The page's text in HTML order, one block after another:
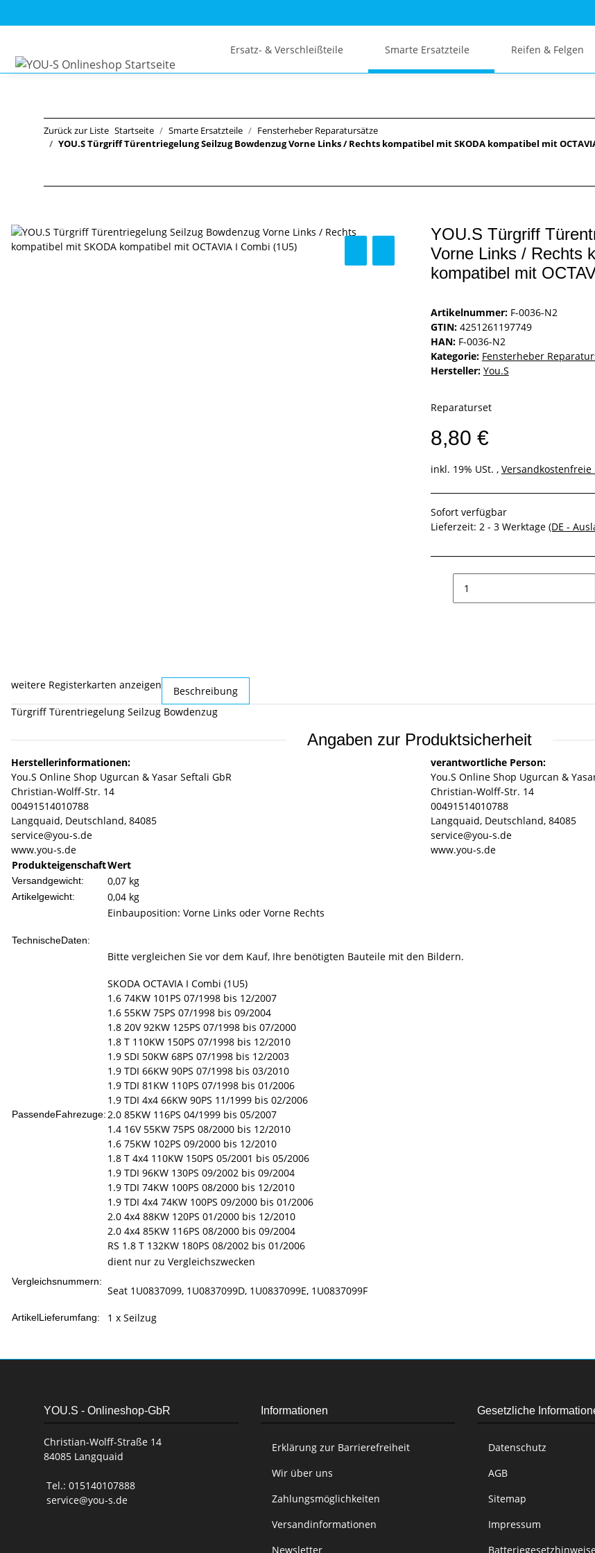
Ersatz- & Verschleißteile Smarte Ersatzteile Reifen & Felgen
Zurück zur Liste Startseite Smarte Ersatzteile
Fensterheber Reparatursätze
YOU.S Türgriff Türentriegelung Seilzug Bowdenzug Vorne Links / Rechts kompatibel mit SKODA kompatibel mit
YOU.S Türgriff
Vorne Links / Rechts
kompatibel mit
Artikelnummer: F-0036-N2
GTIN: 4251261197749
HAN: F-0036-N2
Kategorie: Fensterheber
Hersteller: You.S
Reparaturset
8,80 €
inkl. 19% USt. , Versandkostenfreie
Sofort verfügbar
Lieferzeit: 2 - 3 Werktage (DE -
weitere Registerkarten anzeigen
Beschreibung
Türgriff Türentriegelung Seilzug Bowdenzug
Angaben zur Produktsicherheit
Herstellerinformationen:
You.S Online Shop Ugurcan & Yasar Seftali GbR
Christian-Wolff-Str. 14
00491514010788
Langquaid, Deutschland, 84085
service@you-s.de
www.you-s.de
verantwortliche Person:
You.S Online Shop Ugurcan &
Christian-Wolff-Str. 14
00491514010788
Langquaid, Deutschland, 84085
service@you-s.de
www.you-s.de
ProdukteigenschaftWert
Versandgewicht: 0,07 kg
Artikelgewicht: 0,04 kg
TechnischeDaten:
Einbauposition: Vorne Links oder Vorne Rechts
Bitte vergleichen Sie vor dem Kauf, Ihre benötigten Bauteile mit den Bildern.
PassendeFahrezuge:
SKODA OCTAVIA I Combi (1U5)
1.6 74KW 101PS 07/1998 bis 12/2007
1.6 55KW 75PS 07/1998 bis 09/2004
1.8 20V 92KW 125PS 07/1998 bis 07/2000
1.8 T 110KW 150PS 07/1998 bis 12/2010
1.9 SDI 50KW 68PS 07/1998 bis 12/2003
1.9 TDI 66KW 90PS 07/1998 bis 03/2010
1.9 TDI 81KW 110PS 07/1998 bis 01/2006
1.9 TDI 4x4 66KW 90PS 11/1999 bis 02/2006
2.0 85KW 116PS 04/1999 bis 05/2007
1.4 16V 55KW 75PS 08/2000 bis 12/2010
1.6 75KW 102PS 09/2000 bis 12/2010
1.8 T 4x4 110KW 150PS 05/2001 bis 05/2006
1.9 TDI 96KW 130PS 09/2002 bis 09/2004
1.9 TDI 74KW 100PS 08/2000 bis 12/2010
1.9 TDI 4x4 74KW 100PS 09/2000 bis 01/2006
2.0 4x4 88KW 120PS 01/2000 bis 12/2010
2.0 4x4 85KW 116PS 08/2000 bis 09/2004
RS 1.8 T 132KW 180PS 08/2002 bis 01/2006
Vergleichsnummern:
dient nur zu Vergleichszwecken
Seat 1U0837099, 1U0837099D, 1U0837099E, 1U0837099F
ArtikelLieferumfang: 1 x Seilzug
YOU.S - Onlineshop-GbR
Christian-Wolff-Straße 14
84085 Langquaid
Tel.: 015140107888
service@you-s.de
Informationen
Erklärung zur Barrierefreiheit
Wir über uns
Zahlungsmöglichkeiten
Versandinformationen
Newsletter
Gesetzliche
Datenschutz
AGB
Sitemap
Impressum